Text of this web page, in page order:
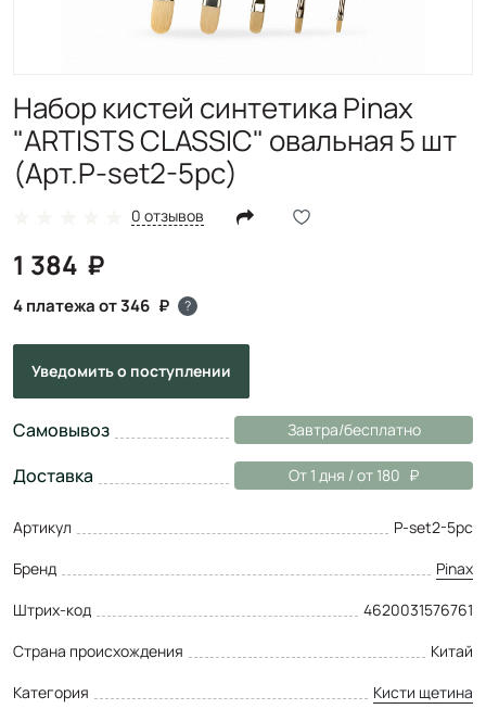
Набор кистей синтетика Pinax
"ARTISTS CLASSIC" овальная 5 шт
(Арт.P-set2-5pc)
0 отзывов
1 384
4 платежа от 346 ?
Уведомитьо поступлении
Самовывоз Завтра/бесплатно
Доставка От 1 дня / от 180
Артикул
P-set2-5pc
Бренд
Pinax
Штрих-код
4620031576761
Страна происхождения
Китай
Категория
Кисти щетина